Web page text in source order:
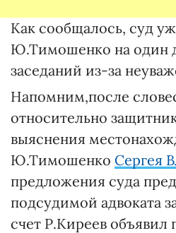
Как сообщалось, суд
Ю.Тимошенко на один
заседаний из-за
Напомним,после
относительно
выяснения
Ю.Тимошенко Сергея
предложения суда
подсудимой адвоката
счет Р.Киреев объявил